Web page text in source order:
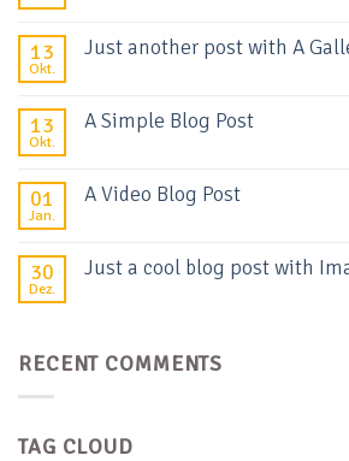
13
Okt.
Just another post with A
13
Okt.
A Simple Blog Post
01
Jan.
A Video Blog Post
30
Dez.
Just a cool blog post with
RECENT COMMENTS
TAG CLOUD